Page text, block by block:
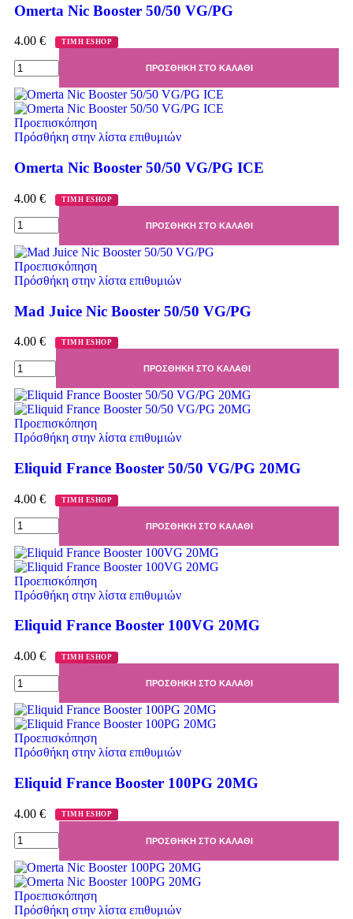
Omerta Nic Booster 50/50 VG/PG
4.00 € ΤΙΜΗ ESHOP
ΠΡΟΣΘΉΚΗ ΣΤΟ ΚΑΛΆΘΙ
Προεπισκόπηση
Πρόσθήκη στην λίστα επιθυμιών
Omerta Nic Booster 50/50 VG/PG ICE
4.00 € ΤΙΜΗ ESHOP
ΠΡΟΣΘΉΚΗ ΣΤΟ ΚΑΛΆΘΙ
Προεπισκόπηση
Πρόσθήκη στην λίστα επιθυμιών
Mad Juice Nic Booster 50/50 VG/PG
4.00 € ΤΙΜΗ ESHOP
ΠΡΟΣΘΉΚΗ ΣΤΟ ΚΑΛΆΘΙ
Προεπισκόπηση
Πρόσθήκη στην λίστα επιθυμιών
Eliquid France Booster 50/50 VG/PG 20MG
4.00 € ΤΙΜΗ ESHOP
ΠΡΟΣΘΉΚΗ ΣΤΟ ΚΑΛΆΘΙ
Προεπισκόπηση
Πρόσθήκη στην λίστα επιθυμιών
Eliquid France Booster 100VG 20MG
4.00 € ΤΙΜΗ ESHOP
ΠΡΟΣΘΉΚΗ ΣΤΟ ΚΑΛΆΘΙ
Προεπισκόπηση
Πρόσθήκη στην λίστα επιθυμιών
Eliquid France Booster 100PG 20MG
4.00 € ΤΙΜΗ ESHOP
ΠΡΟΣΘΉΚΗ ΣΤΟ ΚΑΛΆΘΙ
Προεπισκόπηση
Πρόσθήκη στην λίστα επιθυμιών